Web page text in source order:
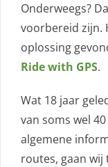
Onderweegs?
voorbereid zijn.
oplossing
Ride with GPS.
Wat 18 jaar
van soms wel
algemene
routes, gaan